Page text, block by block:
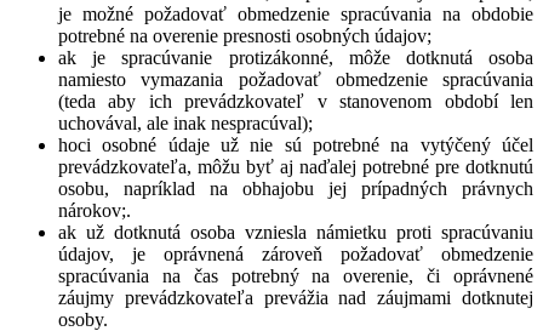
je možné požadovať obmedzenie spracúvania na obdobie
potrebné na overenie presnosti osobných údajov;
ak je spracúvanie protizákonné, môže dotknutá osoba
namiesto vymazania požadovať obmedzenie spracúvania
(teda aby ich prevádzkovateľ v stanovenom období len
uchovával, ale inak nespracúval);
hoci osobné údaje už nie sú potrebné na vytýčený účel
prevádzkovateľa, môžu byť aj naďalej potrebné pre dotknutú
osobu, napríklad na obhajobu jej prípadných právnych
nárokov;.
ak už dotknutá osoba vzniesla námietku proti spracúvaniu
údajov, je oprávnená zároveň požadovať obmedzenie
spracúvania na čas potrebný na overenie, či oprávnené
záujmy prevádzkovateľa prevážia nad záujmami dotknutej
osoby.